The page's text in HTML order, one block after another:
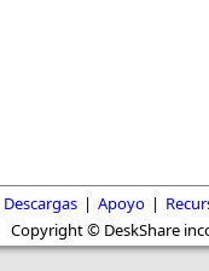
Descargas | Apoyo |
Copyright © DeskShare